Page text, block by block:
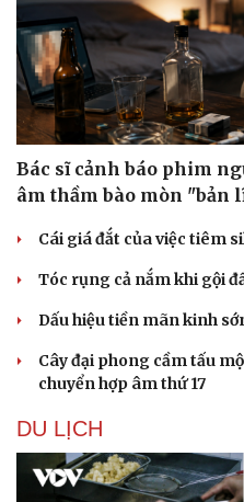
Sức khỏe
Dinh dưỡng - món ngon
Cây thuốc
Sản phụ khoa
Nhi khoa
Nam khoa
Làm đẹp - giảm cân
Phòng mạch online
Ăn sạch sống khỏe
Bác sĩ cảnh báo phim
âm thầm bào mòn "bản
Cái giá đắt của việc tiêm
Tóc rụng cả nắm khi gội
Dấu hiệu tiền mãn kinh
Cây đại phong cầm tấu
chuyển hợp âm thứ 17
DU LỊCH